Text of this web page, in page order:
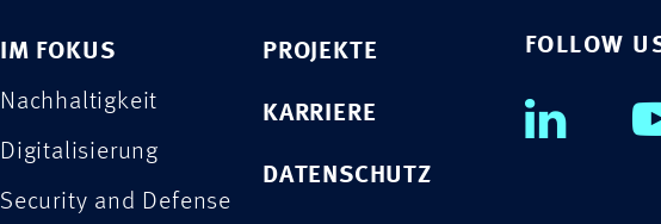
IM FOKUS
Nachhaltigkeit
Digitalisierung
Security and Defense
PROJEKTE
KARRIERE
DATENSCHUTZ
FOLLOW